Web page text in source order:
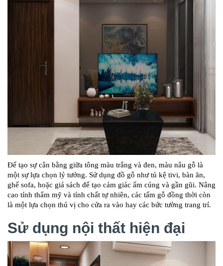
Để tạo sự cân bằng giữa tông màu trắng và đen, màu nâu gỗ là
một sự lựa chọn lý tưởng. Sử dụng đồ gỗ như tủ kệ tivi, bàn ăn,
ghế sofa, hoặc giá sách để tạo cảm giác ấm cúng và gần gũi. Nâng
cao tính thẩm mỹ và tính chất tự nhiên, các tấm gỗ đồng thời còn
là một lựa chọn thú vị cho cửa ra vào hay các bức tường trang trí.
Sử dụng nội thất hiện đại